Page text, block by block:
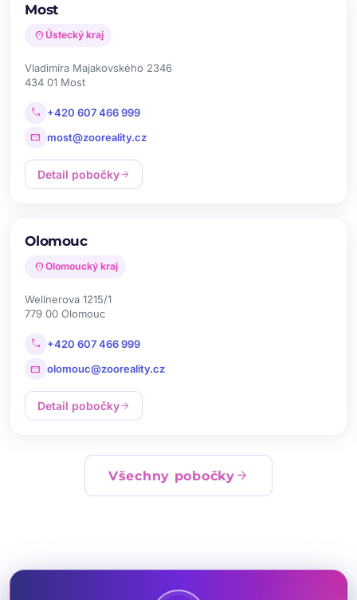
Most
location_on Ústecký kraj
Vladimíra Majakovského 2346
434 01 Most
call +420 607 466 999
mail most@zooreality.cz
Detail pobočkyarrow_forward
Olomouc
location_on Olomoucký kraj
Wellnerova 1215/1
779 00 Olomouc
call +420 607 466 999
mail olomouc@zooreality.cz
Detail pobočkyarrow_forward
Všechny pobočky arrow_forward